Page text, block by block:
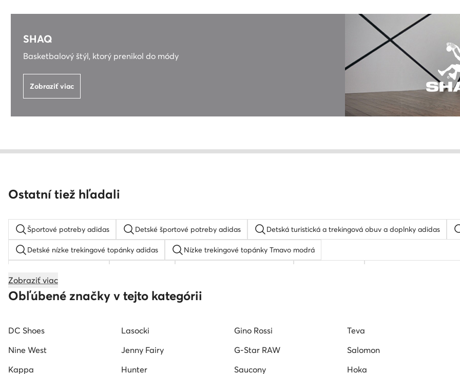
SHAQ
Basketbalový štýl, ktorý prenikol do módy
Zobraziť viac
Ostatní tiež hľadali
Športové potreby adidas Detské športové potreby adidas Detská turistická a trekingová obuv a doplnky adidas
Detské nízke trekingové topánky adidas Nízke trekingové topánky Tmavo modrá
Detské turisticke topanky Reebok
Zobraziť viac
Obľúbené značky v tejto kategórii
DC Shoes Lasocki Gino Rossi Teva
Nine West
Jenny Fairy G-Star RAW Salomon
Kappa
Hunter Saucony Hoka